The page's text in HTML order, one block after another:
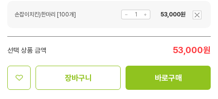
손잡이치킨)한마리 [100개] 53,000원
선택 상품 금액 53,000원
장바구니 바로구매